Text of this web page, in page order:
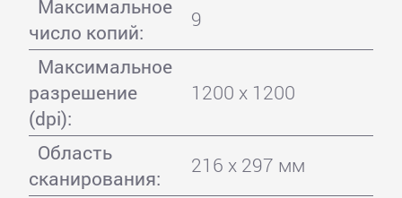
Максимальное
число копий:
9
Максимальное
разрешение
(dpi):
1200 x 1200
Область
сканирования:
216 x 297 мм